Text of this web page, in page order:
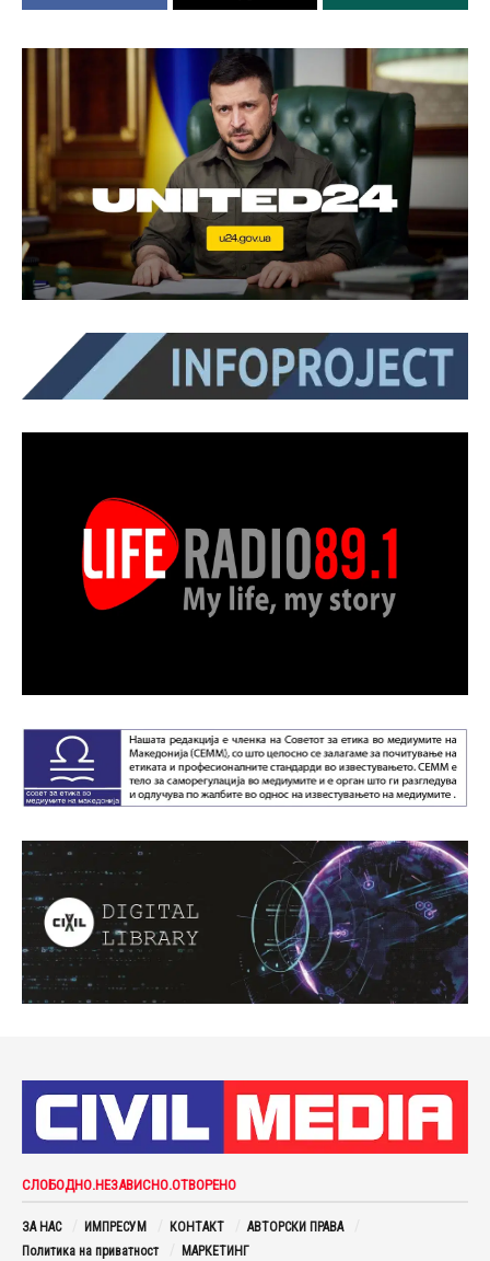
СЛОБОДНО.НЕЗАВИСНО.ОТВОРЕНО
ЗА НАС ИМПРЕСУМ КОНТАКТ
АВТОРСКИ ПРАВА
Политика на приватност
МАРКЕТИНГ